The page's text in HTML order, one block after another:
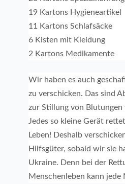
19 Kartons Hygieneartikel
11 Kartons Schlafsäcke
6 Kisten mit Kleidung
2 Kartons Medikamente
Wir haben es auch
zu verschicken. Das sind
zur Stillung von
Jedes so kleine Gerät
Leben! Deshalb
Hilfsgüter, sobald wir sie
Ukraine. Denn bei der
Menschenleben kann jede